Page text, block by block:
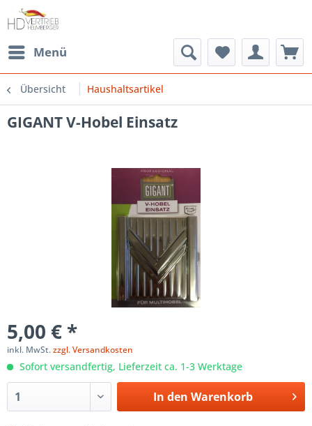
Menü
Übersicht Haushaltsartikel
GIGANT V-Hobel Einsatz
5,00 € *
inkl. MwSt.zzgl. Versandkosten
Sofort versandfertig, Lieferzeit ca. 1-3 Werktage
In den Warenkorb